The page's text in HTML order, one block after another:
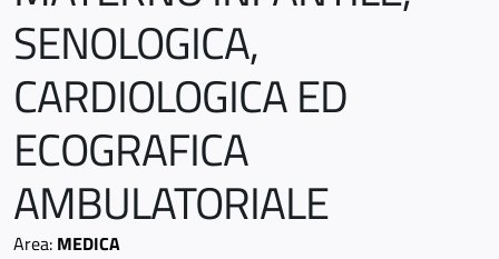
SENOLOGICA,
CARDIOLOGICA ED
ECOGRAFICA
AMBULATORIALE
Area: MEDICA